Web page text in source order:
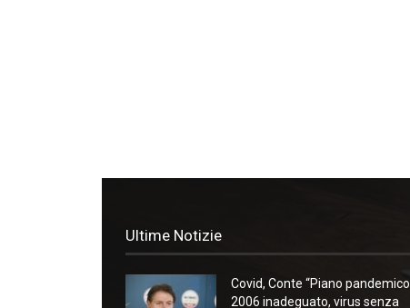
Ultime Notizie
Covid, Conte “Piano pandemico
2006 inadeguato, virus senza